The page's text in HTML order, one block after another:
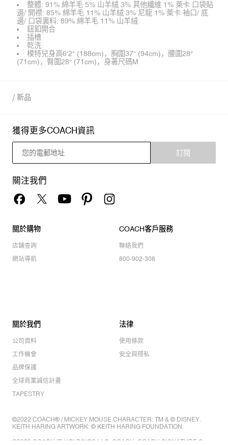
整體: 91% 綿羊毛 5% 山羊絨 3% 其他纖維 1% 萊卡 口袋貼
邊/ 開襟: 85% 綿羊毛 11% 山羊絨 3% 尼龍 1% 萊卡 袖口/ 底
邊/ 口袋裏料: 89% 綿羊毛 11% 山羊絨
鈕釦開合
插槽
乾洗
模特兒身高6'2" (188cm)，胸圍37" (94cm)，腰圍28"
(71cm)，臀圍28" (71cm)，身著尺碼M
/ 新品
獲得更多COACH資訊
訂閱
關注我們
關於購物
店舖查詢
網站導航
COACH客戶服務
聯絡我們
800-902-308
關於我們
公司資料
工作機會
品牌保護
全球商業誠信計畫
TAPESTRY
法律
使用條款
安全與隱私
©2022 COACH® / MICKEY MOUSE CHARACTER: TM & © DISNEY.
KEITH HARING ARTWORK: © KEITH HARING FOUNDATION.
©2022 COACH IP HOLDINGS LLC. COACH, COACH SIGNATURE C